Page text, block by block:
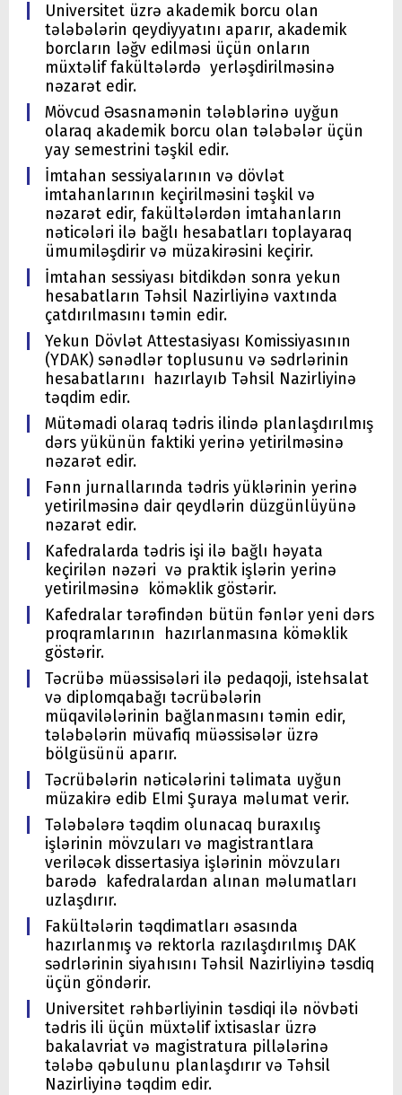
Universitet üzrə akademik borcu olan
tələbələrin qeydiyyatını aparır, akademik
borcların ləğv edilməsi üçün onların
müxtəlif fakültələrdə yerləşdirilməsinə
nəzarət edir.
Mövcud Əsasnamənin tələblərinə uyğun
olaraq akademik borcu olan tələbələr üçün
yay semestrini təşkil edir.
İmtahan sessiyalarının və dövlət
imtahanlarının keçirilməsini təşkil və
nəzarət edir, fakültələrdən imtahanların
nəticələri ilə bağlı hesabatları toplayaraq
ümumiləşdirir və müzakirəsini keçirir.
İmtahan sessiyası bitdikdən sonra yekun
hesabatların Təhsil Nazirliyinə vaxtında
çatdırılmasını təmin edir.
Yekun Dövlət Attestasiyası Komissiyasının
(YDAK) sənədlər toplusunu və sədrlərinin
hesabatlarını hazırlayıb Təhsil Nazirliyinə
təqdim edir.
Mütəmadi olaraq tədris ilində planlaşdırılmış
dərs yükünün faktiki yerinə yetirilməsinə
nəzarət edir.
Fənn jurnallarında tədris yüklərinin yerinə
yetirilməsinə dair qeydlərin düzgünlüyünə
nəzarət edir.
Kafedralarda tədris işi ilə bağlı həyata
keçirilən nəzəri və praktik işlərin yerinə
yetirilməsinə köməklik göstərir.
Kafedralar tərəfindən bütün fənlər yeni dərs
proqramlarının hazırlanmasına köməklik
göstərir.
Təcrübə müəssisələri ilə pedaqoji, istehsalat
və diplomqabağı təcrübələrin
müqavilələrinin bağlanmasını təmin edir,
tələbələrin müvafiq müəssisələr üzrə
bölgüsünü aparır.
Təcrübələrin nəticələrini təlimata uyğun
müzakirə edib Elmi Şuraya məlumat verir.
Tələbələrə təqdim olunacaq buraxılış
işlərinin mövzuları və magistrantlara
veriləcək dissertasiya işlərinin mövzuları
barədə kafedralardan alınan məlumatları
uzlaşdırır.
Fakültələrin təqdimatları əsasında
hazırlanmış və rektorla razılaşdırılmış DAK
sədrlərinin siyahısını Təhsil Nazirliyinə təsdiq
üçün göndərir.
Universitet rəhbərliyinin təsdiqi ilə növbəti
tədris ili üçün müxtəlif ixtisaslar üzrə
bakalavriat və magistratura pillələrinə
tələbə qəbulunu planlaşdırır və Təhsil
Nazirliyinə təqdim edir.